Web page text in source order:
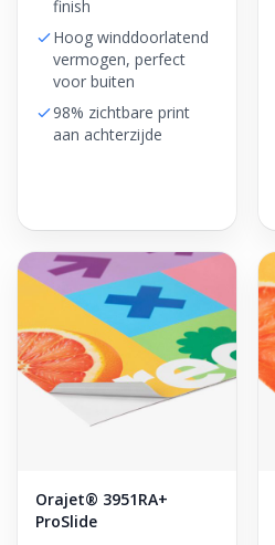
finish
Hoog winddoorlatend
vermogen, perfect
voor buiten
98% zichtbare print
aan achterzijde
Orajet® 3951RA+
ProSlide